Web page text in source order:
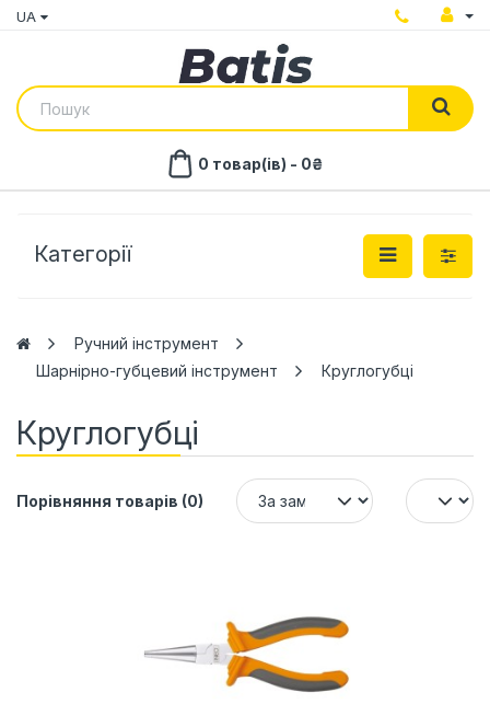
UA
0 товар(ів) - 0₴
Категорії
Ручний інструмент
Шарнірно-губцевий інструмент
Круглогубці
Круглогубці
Порівняння товарів (0)